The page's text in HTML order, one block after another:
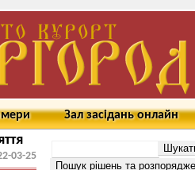
Зал засідань онлайн
03-25